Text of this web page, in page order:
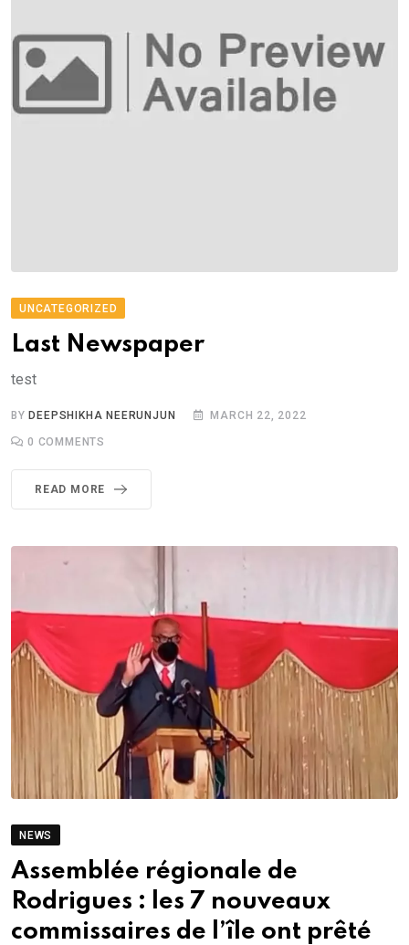
UNCATEGORIZED
Last Newspaper
test
BY DEEPSHIKHA NEERUNJUN MARCH 22, 2022
0 COMMENTS
READ MORE
NEWS
Assemblée régionale de
Rodrigues : les 7 nouveaux
commissaires de l’île ont prêté